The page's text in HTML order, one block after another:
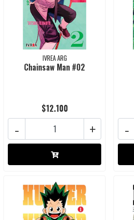
IVREA ARG
Chainsaw Man #02
$12.100
+
- -